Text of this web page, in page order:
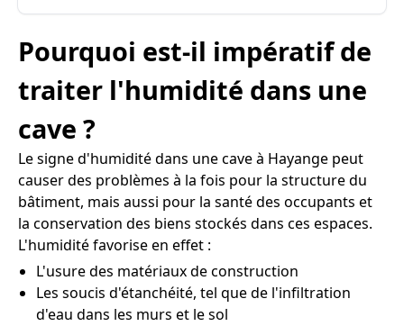
Pourquoi est-il impératif de
traiter l'humidité dans une
cave ?
Le signe d'humidité dans une cave à Hayange peut
causer des problèmes à la fois pour la structure du
bâtiment, mais aussi pour la santé des occupants et
la conservation des biens stockés dans ces espaces.
L'humidité favorise en effet :
L'usure des matériaux de construction
Les soucis d'étanchéité, tel que de l'infiltration
d'eau dans les murs et le sol